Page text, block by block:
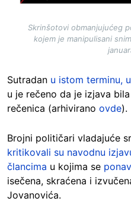
Skrinšotovi obmanjujućeg
kojem je manipulisani
Sutradan u istom terminu,
u je rečeno da je izjava
rečenica (arhivirano ovde).
Brojni političari vladajuće
kritikovali su navodnu
člancima u kojima se
isečena, skraćena i
Jovanovića.